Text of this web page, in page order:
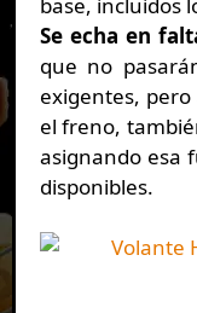
base, incluidos
Se echa en
que no
exigentes,
el freno,
asignando esa
disponibles.